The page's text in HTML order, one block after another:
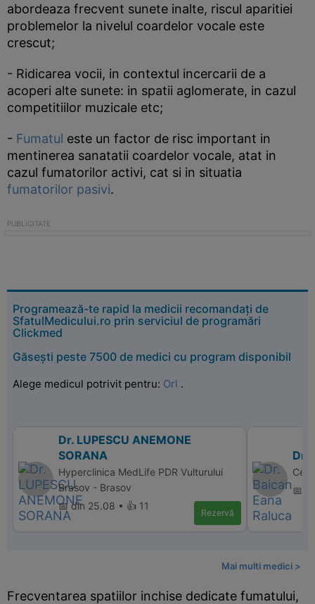
abordeaza frecvent sunete inalte, riscul aparitiei
problemelor la nivelul coardelor vocale este
crescut;
- Ridicarea vocii, in contextul incercarii de a
acoperi alte sunete: in spatii aglomerate, in cazul
competitiilor muzicale etc;
- Fumatul este un factor de risc important in
mentinerea sanatatii coardelor vocale, atat in
cazul fumatorilor activi, cat si in situatia
fumatorilor pasivi.
Programează-te rapid la medicii recomandați de
SfatulMedicului.ro prin serviciul de programări
Clickmed
Găsești peste 7500 de medici cu program disponibil
Alege medicul potrivit pentru: Orl .
Dr. LUPESCU ANEMONE
SORANA
Hyperclinica MedLife PDR Vulturului
Brasov - Brasov
📅 din 25.08 • 👍 11
Rezervă
Dr.
📅
Mai multi medici >
Frecventarea spatiilor inchise dedicate fumatului,